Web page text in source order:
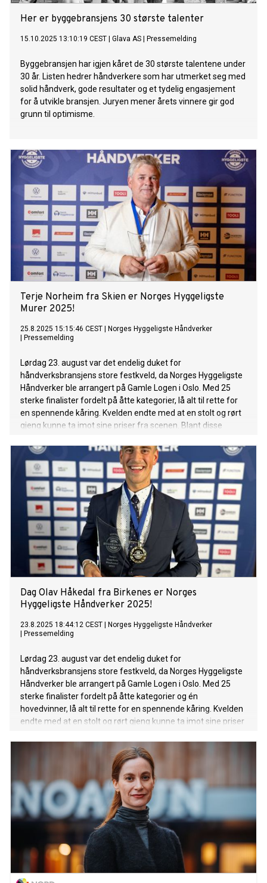
Her er byggebransjens 30 største talenter
15.10.2025 13:10:19 CEST Glava AS Pressemelding
Byggebransjen har igjen kåret de 30 største talentene under
30 år. Listen hedrer håndverkere som har utmerket seg med
solid håndverk, gode resultater og et tydelig engasjement
for å utvikle bransjen. Juryen mener årets vinnere gir god
grunn til optimisme.
Terje Norheim fra Skien er Norges Hyggeligste
Murer 2025!
25.8.2025 15:15:46 CEST
Norges Hyggeligste Håndverker
Pressemelding
Lørdag 23. august var det endelig duket for
håndverksbransjens store festkveld, da Norges Hyggeligste
Håndverker ble arrangert på Gamle Logen i Oslo. Med 25
sterke finalister fordelt på åtte kategorier, lå alt til rette for
en spennende kåring. Kvelden endte med at en stolt og rørt
gjeng kunne ta imot sine priser fra scenen. Blant disse
det Terje Norheim som vant den gjeve tittelen!
Dag Olav Håkedal fra Birkenes er Norges
Hyggeligste Håndverker 2025!
23.8.2025 18:44:12 CEST
Norges Hyggeligste Håndverker
Pressemelding
Lørdag 23. august var det endelig duket for
håndverksbransjens store festkveld, da Norges Hyggeligste
Håndverker ble arrangert på Gamle Logen i Oslo. Med 25
sterke finalister fordelt på åtte kategorier og én
hovedvinner, lå alt til rette for en spennende kåring. Kvelden
endte med at en stolt og rørt gjeng kunne ta imot sine priser
hovedkategorien Norges Hyggeligste Håndverker, og i år var
det Dag Olav Håkedal fra Birkenes som kunne smykke seg